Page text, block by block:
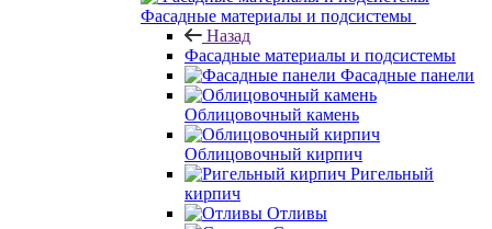
Фасадные материалы и подсистемы
Назад
Фасадные материалы и подсистемы
Фасадные панели
Облицовочный камень
Облицовочный кирпич
Ригельный
кирпич
Отливы